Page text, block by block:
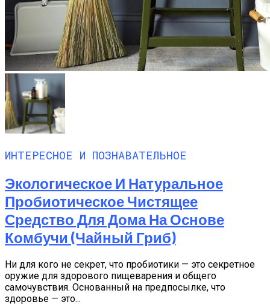
ИНТЕРЕСНОЕ И ПОЗНАВАТЕЛЬНОЕ
Экологическое И Натуральное
Пробиотическое Чистящее
Средство Для Дома На Основе
Комбучи (чайный Гриб)
Ни для кого не секрет, что пробиотики — это секретное
оружие для здорового пищеварения и общего
самочувствия. Основанный на предпосылке, что
здоровье — это...